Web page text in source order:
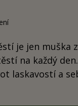
je jen muška
na každý
laskavostí a